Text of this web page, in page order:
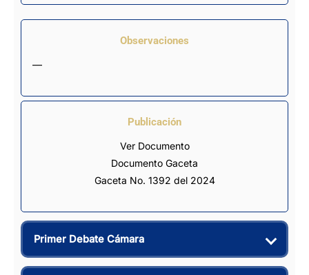
Observaciones
—
Publicación
Ver Documento
Documento Gaceta
Gaceta No. 1392 del 2024
Primer Debate Cámara